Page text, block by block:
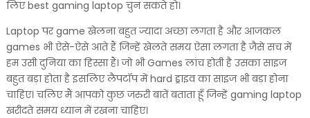
लिए best gaming laptop चुन सकते हो।
Laptop पर game खेलना बहुत ज्यादा अच्छा लगता है और आजकल
games भी ऐसे-ऐसे आते हैं जिन्हें खेलते समय ऐसा लगता है जैसे सच में
हम उसी दुनिया का हिस्सा हैं। जो भी Games लांच होती है उसका साइज
बहुत बड़ा होता है इसलिए लैपटॉप में hard ड्राइव का साइज भी बड़ा होना
चाहिए। चलिए मैं आपको कुछ जरुरी बातें बताता हूँ जिन्हें gaming laptop
खरीदते समय ध्यान में रखना चाहिए।